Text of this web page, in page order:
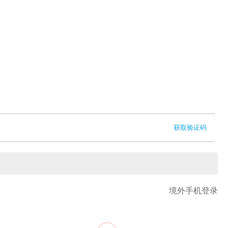
获取验证码
境外手机登录